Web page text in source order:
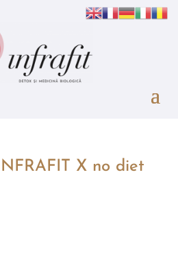
X no diet